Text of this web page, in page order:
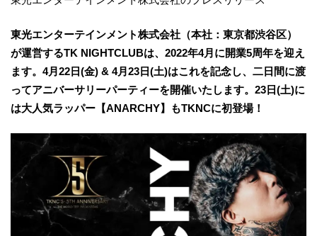
東光エンターテインメント株式会社（本社：東京都渋谷区）
が運営するTK NIGHTCLUBは、2022年4月に開業5周年を迎え
ます。4月22日(金) & 4月23日(土)はこれを記念し、二日間に渡
ってアニバーサリーパーティーを開催いたします。23日(土)に
は大人気ラッパー【ANARCHY】もTKNCに初登場！